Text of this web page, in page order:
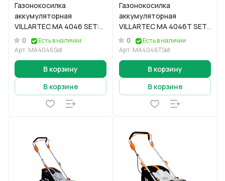
Газонокосилка
аккумуляторная
VILLARTEC MA 4046 SET:
AM405; AC402
0
Есть в наличии
Арт. MA4046Set
В корзину
В корзине
Газонокосилка
аккумуляторная
VILLARTEC MA 4046T SET:
AM405; AC402
0
Есть в наличии
Арт. MA4046TSet
В корзину
В корзине